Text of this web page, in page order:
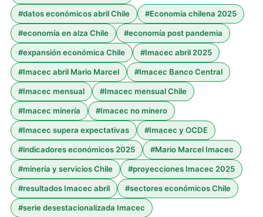
#datos económicos abril Chile #Economía chilena 2025
#economía en alza Chile #economía post pandemia
#expansión económica Chile #Imacec abril 2025
#Imacec abril Mario Marcel #Imacec Banco Central
#Imacec mensual #Imacec mensual Chile
#Imacec minería #Imacec no minero
#Imacec supera expectativas #Imacec y OCDE
#indicadores económicos 2025 #Mario Marcel Imacec
#minería y servicios Chile #proyecciones Imacec 2025
#resultados Imacec abril #sectores económicos Chile
#serie desestacionalizada Imacec